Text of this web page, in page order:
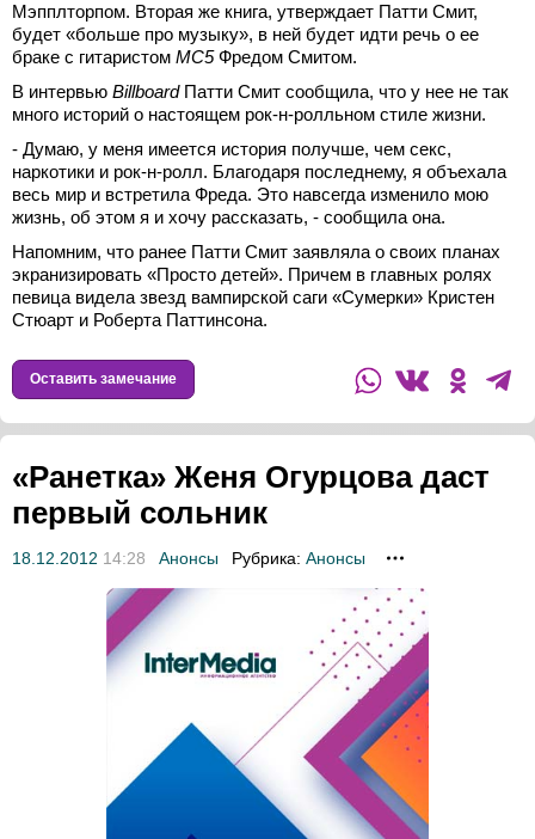
Мэпплторпом. Вторая же книга, утверждает Патти Смит,
будет «больше про музыку», в ней будет идти речь о ее
браке с гитаристом MC5Фредом Смитом.
В интервью BillboardПатти Смит сообщила, что у нее не так
много историй о настоящем рок-н-ролльном стиле жизни.
- Думаю, у меня имеется история получше, чем секс,
наркотики и рок-н-ролл. Благодаря последнему, я объехала
весь мир и встретила Фреда. Это навсегда изменило мою
жизнь, об этом я и хочу рассказать, - сообщила она.
Напомним, что ранее Патти Смит заявляла о своих планах
экранизировать «Просто детей». Причем в главных ролях
певица видела звезд вампирской саги «Сумерки» Кристен
Стюарт и Роберта Паттинсона.
Оставить замечание
«Ранетка» Женя Огурцова даст
первый сольник
18.12.2012 14:28 Анонсы Рубрика: Анонсы